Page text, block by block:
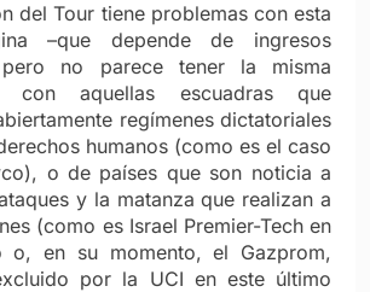
del Tour tiene problemas con esta
–que depende de ingresos
pero no parece tener la misma
con aquellas escuadras que
regímenes dictatoriales
humanos (como es el caso
o de países que son noticia a
y la matanza que realizan a
(como es Israel Premier-Tech en
o, en su momento, el Gazprom,
por la UCI en este último